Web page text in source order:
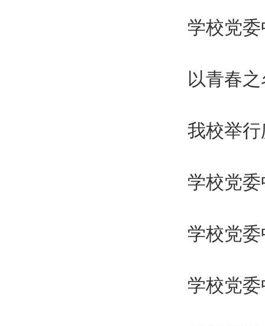
学校党
以青春
我校举
学校党
学校党
学校党